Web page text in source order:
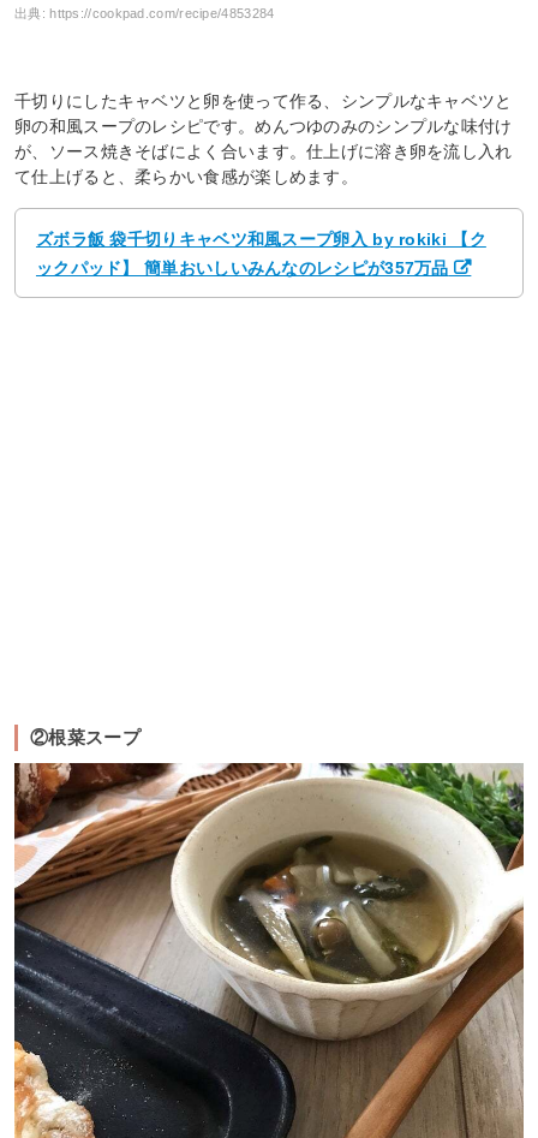
出典:https://cookpad.com/recipe/4853284
千切りにしたキャベツと卵を使って作る、シンプルなキャベツと
卵の和風スープのレシピです。めんつゆのみのシンプルな味付け
が、ソース焼きそばによく合います。仕上げに溶き卵を流し入れ
て仕上げると、柔らかい食感が楽しめます。
ズボラ飯 袋千切りキャベツ和風スープ卵入 by rokiki 【ク
ックパッド】 簡単おいしいみんなのレシピが357万品
②根菜スープ